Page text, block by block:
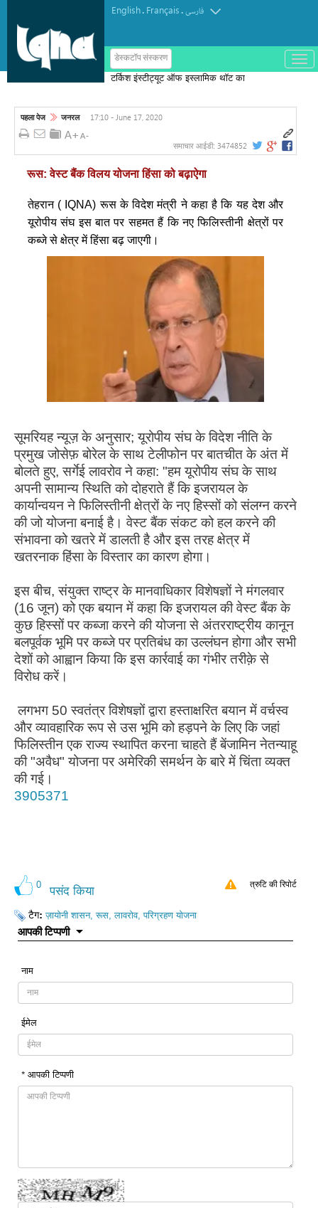
English. Français.فارسی
डेस्कटॉप संस्करण
ب
ا
टर्किश इंस्टीट्यूट ऑफ इस्लामिक थॉट का
पहला पेज जनरल 17:10 - June 17, 2020
समाचार आईडी: 3474852
रूस: वेस्ट बैंक विलय योजना हिंसा को बढ़ाऐगा
तेहरान ( IQNA) रूस के विदेश मंत्री ने कहा है कि यह देश और
यूरोपीय संघ इस बात पर सहमत हैं कि नए फिलिस्तीनी क्षेत्रों पर
कब्जे से क्षेत्र में हिंसा बढ़ जाएगी।
सूमरियह न्यूज़ के अनुसार; यूरोपीय संघ के विदेश नीति के
प्रमुख जोसेफ़ बोरेल के साथ टेलीफोन पर बातचीत के अंत में
बोलते हुए, सर्गेई लावरोव ने कहा: "हम यूरोपीय संघ के साथ
अपनी सामान्य स्थिति को दोहराते हैं कि इजरायल के
कार्यान्वयन ने फिलिस्तीनी क्षेत्रों के नए हिस्सों को संलग्न करने
की जो योजना बनाई है। वेस्ट बैंक संकट को हल करने की
संभावना को खतरे में डालती है और इस तरह क्षेत्र में
खतरनाक हिंसा के विस्तार का कारण होगा।
इस बीच, संयुक्त राष्ट्र के मानवाधिकार विशेषज्ञों ने मंगलवार
(16 जून) को एक बयान में कहा कि इजरायल की वेस्ट बैंक के
कुछ हिस्सों पर कब्जा करने की योजना से अंतरराष्ट्रीय कानून
बलपूर्वक भूमि पर कब्जे पर प्रतिबंध का उल्लंघन होगा और सभी
देशों को आह्वान किया कि इस कार्रवाई का गंभीर तरीक़े से
विरोध करें।
लगभग 50 स्वतंत्र विशेषज्ञों द्वारा हस्ताक्षरित बयान में वर्चस्व
और व्यावहारिक रूप से उस भूमि को हड़पने के लिए कि जहां
फिलिस्तीन एक राज्य स्थापित करना चाहते हैं बेंजामिन नेतन्याहू
की "अवैध" योजना पर अमेरिकी समर्थन के बारे में चिंता व्यक्त
की गई।
3905371
0 पसंद किया त्रुटि की रिपोर्ट
टैग:ज़ायोनी शासन, रूस, लावरोव, परिग्रहण योजना
आपकी टिप्पणी
नाम
ईमेल
* आपकी टिप्पणी